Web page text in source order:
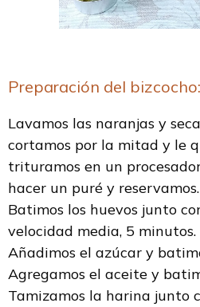
Preparación del bizcocho:
Lavamos las naranjas y
cortamos por la mitad y le
trituramos en un
hacer un puré y reservamos.
Batimos los huevos junto
velocidad media, 5 minutos.
Añadimos el azúcar y
Agregamos el aceite y
Tamizamos la harina junto